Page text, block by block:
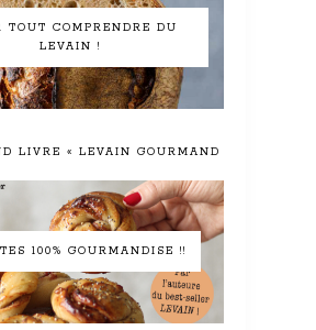
TOUT COMPRENDRE DU
LEVAIN !
LIVRE « LEVAIN GOURMAND »
100% GOURMANDISE !!